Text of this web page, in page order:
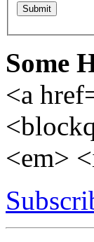
Some
<a
<em>